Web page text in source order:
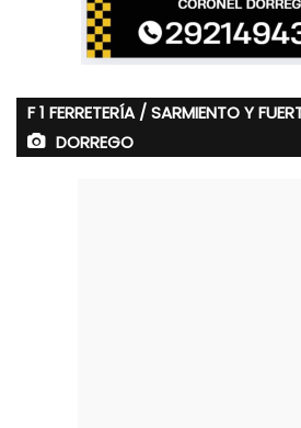
F 1 FERRETERÍA / SARMIENTO Y
DORREGO